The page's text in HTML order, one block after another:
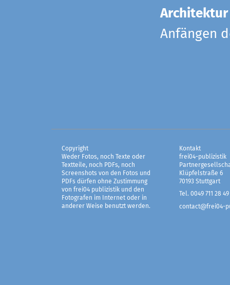
Anfängen
Copyright
Weder Fotos, noch Texte oder
Textteile, noch PDFs, noch
Screenshots von den Fotos und
PDFs dürfen ohne Zustimmung
von frei04 publizistik und den
Fotografen im Internet oder in
anderer Weise benutzt werden.
Kontakt
frei04-publizistik
Klüpfelstraße 6
70193 Stuttgart
Tel. 0049 711 28 49
contact@frei04-